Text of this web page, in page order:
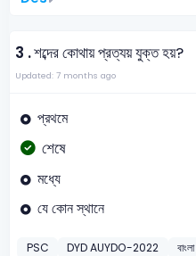
3 .শব্দের কোথায় প্রত্যয় যুক্ত হয়?
Updated: 7 months ago
প্রথমে
শেষে
মধ্যে
যে কোন স্থানে
PSC DYD AUYDO-2022 বাংলা